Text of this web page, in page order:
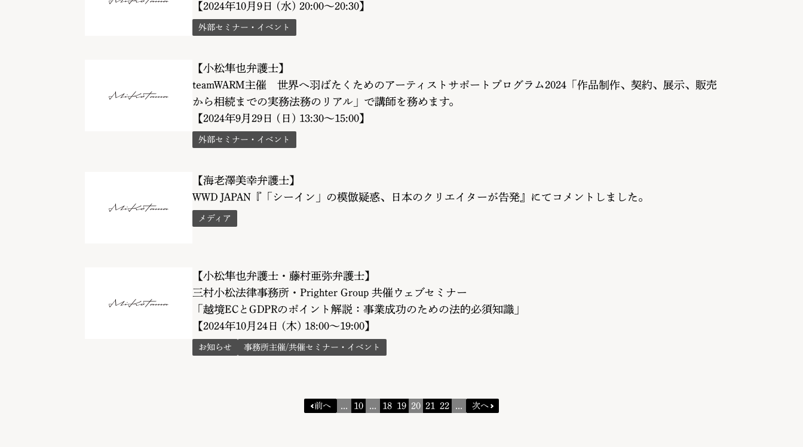
【2024年10月9日 (水) 20:00〜20:30】
外部セミナー・イベント
【小松隼也弁護士】
teamWARM主催 世界へ羽ばたくためのアーティストサポートプログラム2024「作品制作、契約、展示、販売
から相続までの実務法務のリアル」で講師を務めます。
【2024年9月29日 (日) 13:30〜15:00】
外部セミナー・イベント
【海老澤美幸弁護士】
WWD JAPAN『「シーイン」の模倣疑惑、日本のクリエイターが告発』にてコメントしました。
メディア
【小松隼也弁護士・藤村亜弥弁護士】
三村小松法律事務所・Prighter Group 共催ウェブセミナー
「越境ECとGDPRのポイント解説：事業成功のための法的必須知識」
【2024年10月24日 (木) 18:00〜19:00】
お知らせ 事務所主催/共催セミナー・イベント
前へ ... 10 ... 18 19 20 21 22 ... 次へ